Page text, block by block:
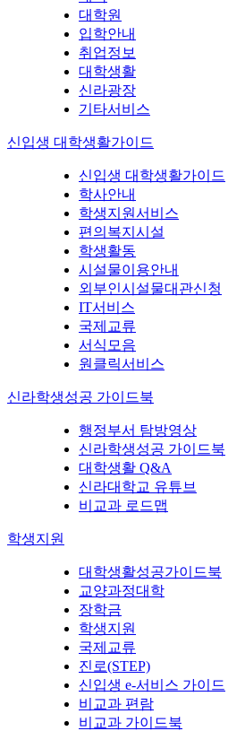
대학원
입학안내
취업정보
대학생활
신라광장
기타서비스
신입생 대학생활가이드
신입생 대학생활가이드
학사안내
학생지원서비스
편의복지시설
학생활동
시설물이용안내
외부인시설물대관신청
IT서비스
국제교류
서식모음
원클릭서비스
신라학생성공 가이드북
행정부서 탐방영상
신라학생성공 가이드북
대학생활 Q&A
신라대학교 유튜브
비교과 로드맵
학생지원
대학생활성공가이드북
교양과정대학
장학금
학생지원
국제교류
진로(STEP)
신입생 e-서비스 가이드
비교과 편람
비교과 가이드북